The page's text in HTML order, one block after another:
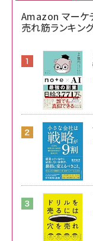
Amazon マーケ
売れ筋ランキン